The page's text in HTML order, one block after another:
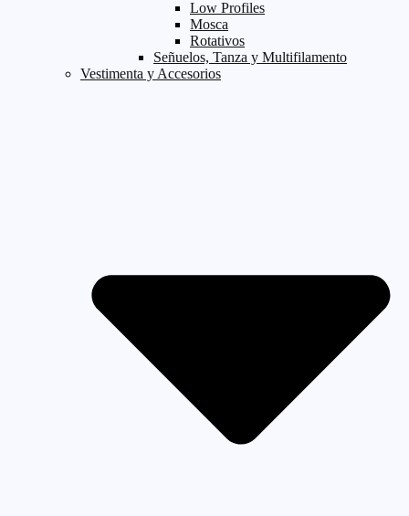
Low Profiles
Mosca
Rotativos
Señuelos, Tanza y Multifilamento
Vestimenta y Accesorios